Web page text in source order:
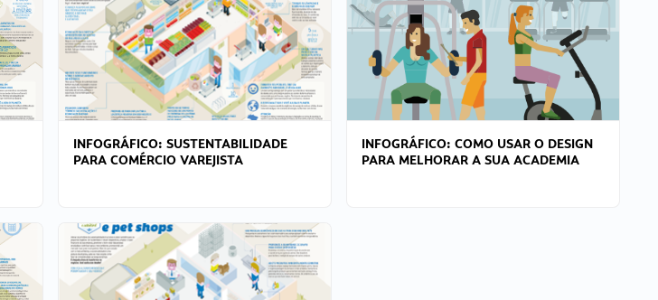
INFOGRÁFICO: SUSTENTABILIDADE
PARA COMÉRCIO VAREJISTA
INFOGRÁFICO: COMO USAR O DESIGN
PARA MELHORAR A SUA ACADEMIA